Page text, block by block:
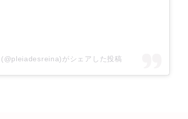
(@pleiadesreina)がシェアした投稿